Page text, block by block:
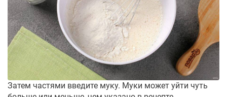
Затем частями введите муку. Муки может уйти чуть